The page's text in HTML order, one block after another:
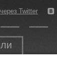
Twitter